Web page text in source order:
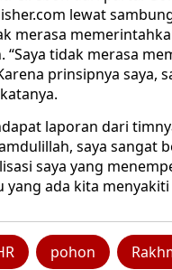
lewat
merasa
tidak merasa
prinsipnya saya,
laporan dari
saya sangat
saya yang
ada kita
pohon